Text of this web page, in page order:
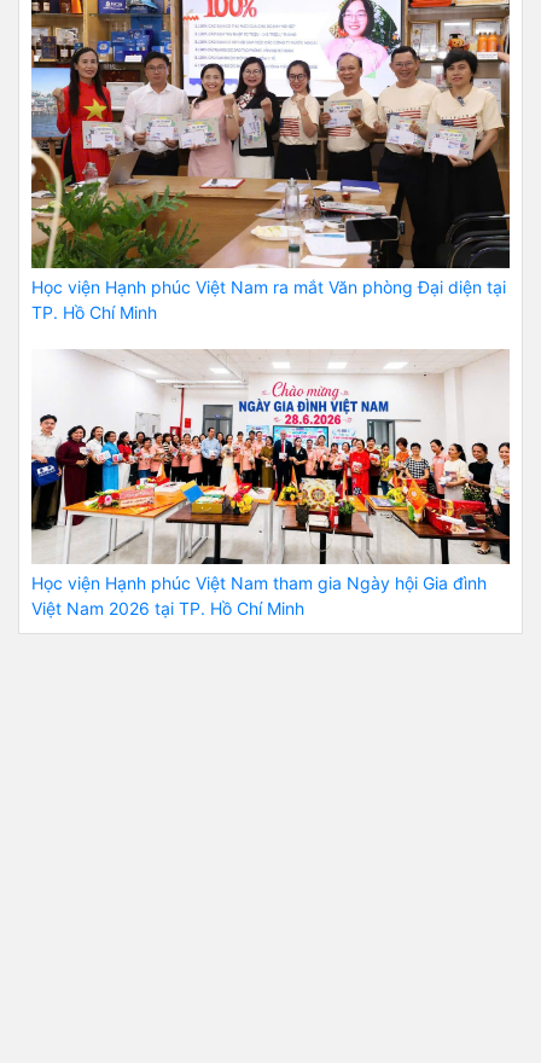
Học viện Hạnh phúc Việt Nam ra mắt Văn phòng Đại diện tại
TP. Hồ Chí Minh
Học viện Hạnh phúc Việt Nam tham gia Ngày hội Gia đình
Việt Nam 2026 tại TP. Hồ Chí Minh